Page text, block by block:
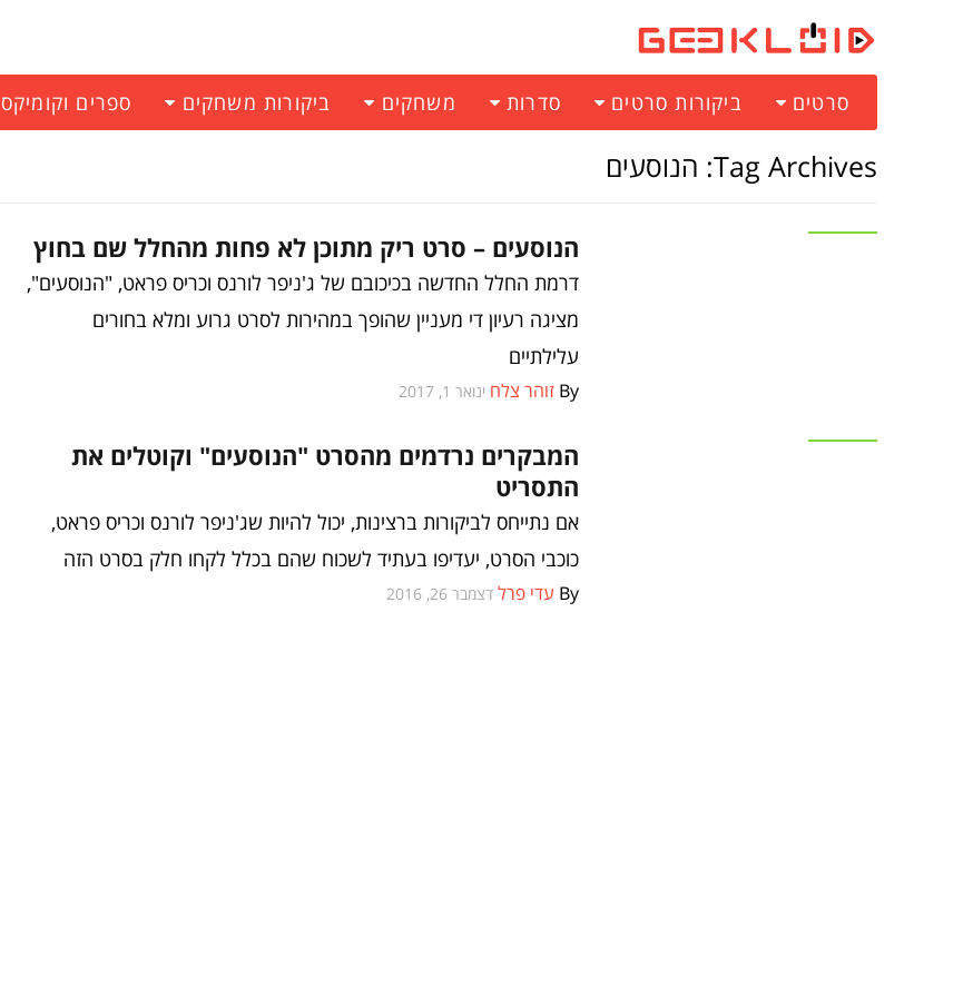
סרטים ביקורות סרטים סדרות משחקים ביקורות משחקים ספרים וקומיקס
Tag Archives: הנוסעים
הנוסעים – סרט ריק מתוכן לא פחות מהחלל שם בחוץ
דרמת החלל החדשה בכיכובם של ג'ניפר לורנס וכריס פראט, "הנוסעים",
מציגה רעיון די מעניין שהופך במהירות לסרט גרוע ומלא בחורים
עלילתיים
By זוהר צלח ינואר 1, 2017
המבקרים נרדמים מהסרט "הנוסעים" וקוטלים את
התסריט
אם נתייחס לביקורות ברצינות, יכול להיות שג'ניפר לורנס וכריס פראט,
כוכבי הסרט, יעדיפו בעתיד לשכוח שהם בכלל לקחו חלק בסרט הזה
By עדי פרל דצמבר 26, 2016